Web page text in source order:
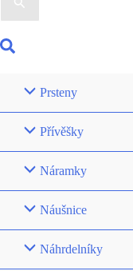
Hledat
Prsteny
Přívěšky
Náramky
Náušnice
Náhrdelníky